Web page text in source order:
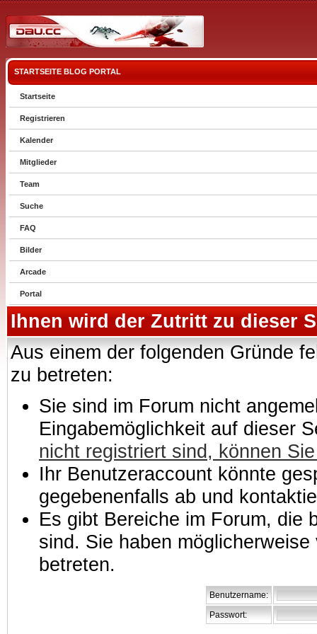
STARTSEITE BLOG PORTAL
Startseite
Registrieren
Kalender
Mitglieder
Team
Suche
FAQ
Bilder
Arcade
Portal
Ihnen wird der Zutritt zu dieser
Aus einem der folgenden Gründe
zu betreten:
Sie sind im Forum nicht
Eingabemöglichkeit auf dieser
nicht registriert sind, können
Ihr Benutzeraccount könnte
gegebenenfalls ab und
Es gibt Bereiche im Forum, die
sind. Sie haben
betreten.
Benutzername:
Passwort: